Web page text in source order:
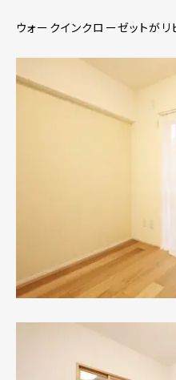
ウォークインクローゼットが